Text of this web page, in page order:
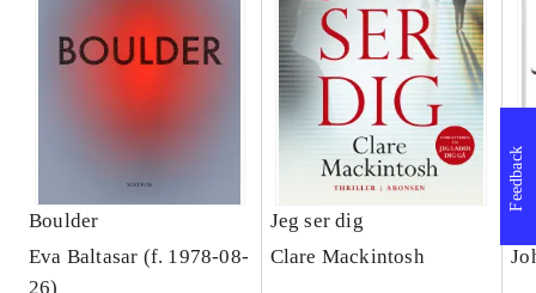
Boulder
Eva Baltasar (f. 1978-08-
26)
Jeg ser dig
Clare Mackintosh
Feedback